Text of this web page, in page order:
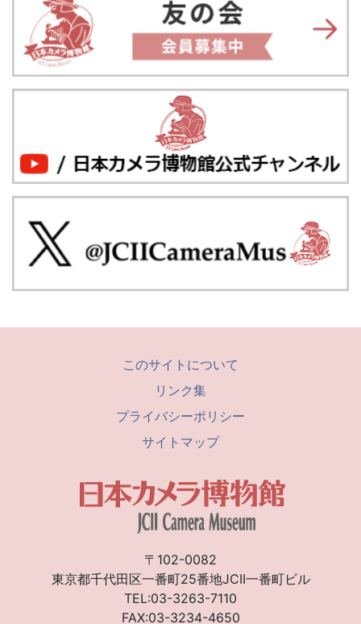
このサイトについて
リンク集
プライバシーポリシー
サイトマップ
〒102-0082
東京都千代田区一番町25番地JCII一番町ビル
TEL:03-3263-7110
FAX:03-3234-4650